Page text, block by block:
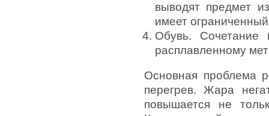
выводят предмет
имеет
Обувь. Сочетание
расплавленному
Основная проблема
перегрев. Жара
повышается не